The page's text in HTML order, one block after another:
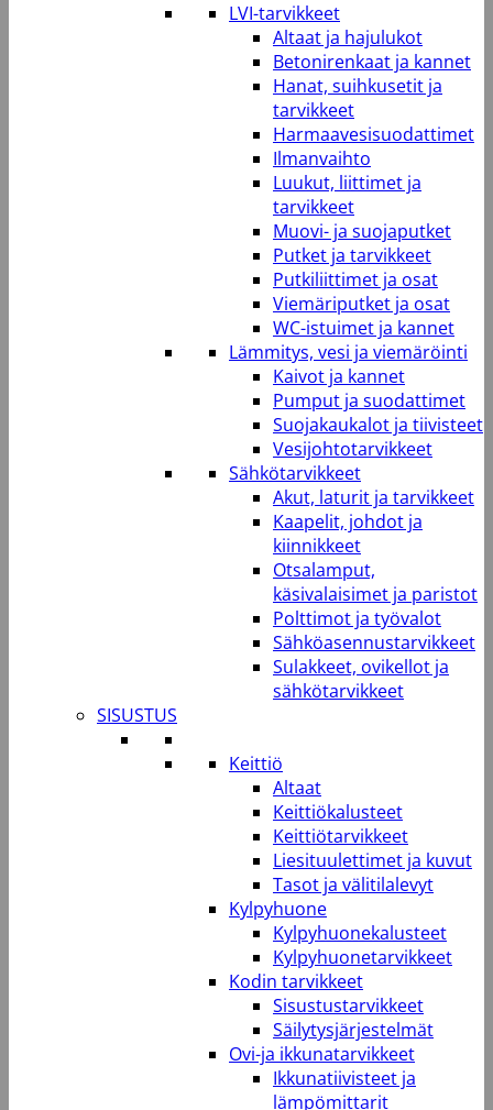
LVI-tarvikkeet
Altaat ja hajulukot
Betonirenkaat ja kannet
Hanat, suihkusetit ja
tarvikkeet
Harmaavesisuodattimet
Ilmanvaihto
Luukut, liittimet ja
tarvikkeet
Muovi- ja suojaputket
Putket ja tarvikkeet
Putkiliittimet ja osat
Viemäriputket ja osat
WC-istuimet ja kannet
Lämmitys, vesi ja viemäröinti
Kaivot ja kannet
Pumput ja suodattimet
Suojakaukalot ja tiivisteet
Vesijohtotarvikkeet
Sähkötarvikkeet
Akut, laturit ja tarvikkeet
Kaapelit, johdot ja
kiinnikkeet
Otsalamput,
käsivalaisimet ja paristot
Polttimot ja työvalot
Sähköasennustarvikkeet
Sulakkeet, ovikellot ja
sähkötarvikkeet
SISUSTUS
Keittiö
Altaat
Keittiökalusteet
Keittiötarvikkeet
Liesituulettimet ja kuvut
Tasot ja välitilalevyt
Kylpyhuone
Kylpyhuonekalusteet
Kylpyhuonetarvikkeet
Kodin tarvikkeet
Sisustustarvikkeet
Säilytysjärjestelmät
Ovi-ja ikkunatarvikkeet
Ikkunatiivisteet ja
lämpömittarit